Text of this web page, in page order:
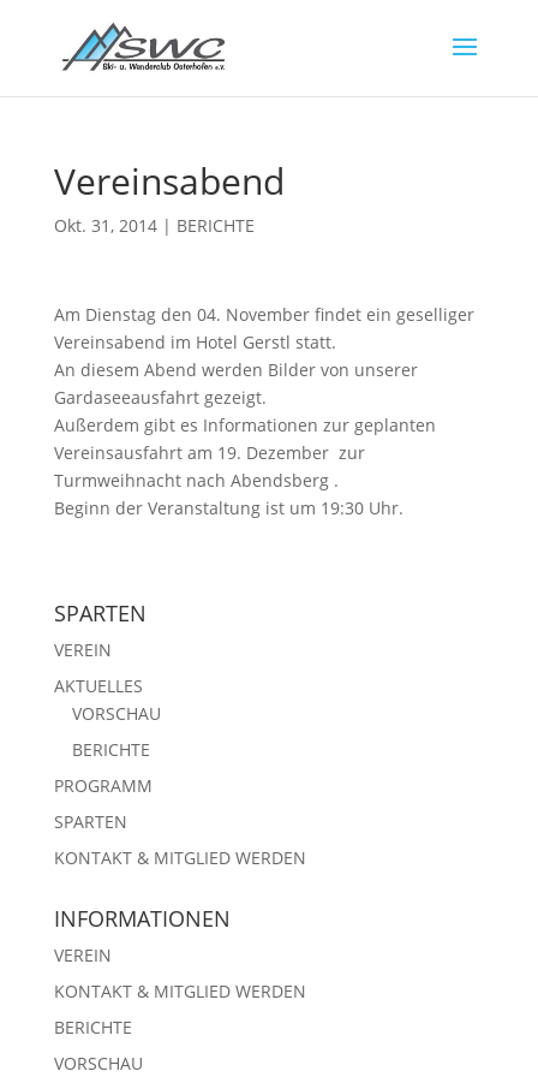
Vereinsabend
Okt. 31, 2014| BERICHTE
Am Dienstag den 04. November findet ein geselliger
Vereinsabend im Hotel Gerstl statt.
An diesem Abend werden Bilder von unserer
Gardaseeausfahrt gezeigt.
Außerdem gibt es Informationen zur geplanten
Vereinsausfahrt am 19. Dezember zur
Turmweihnacht nach Abendsberg .
Beginn der Veranstaltung ist um 19:30 Uhr.
SPARTEN
VEREIN
AKTUELLES
VORSCHAU
BERICHTE
PROGRAMM
SPARTEN
KONTAKT & MITGLIED WERDEN
INFORMATIONEN
VEREIN
KONTAKT & MITGLIED WERDEN
BERICHTE
VORSCHAU